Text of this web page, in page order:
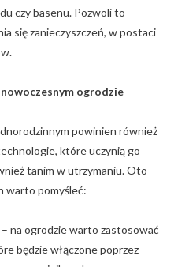
czy basenu. Pozwoli to
się zanieczyszczeń, w postaci
ogrodzie
powinien również
które uczynią go
tanim w utrzymaniu. Oto
warto pomyśleć:
– na ogrodzie warto zastosować
będzie włączone poprzez